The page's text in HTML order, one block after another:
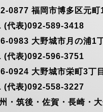
福岡市博多区元町1
589-3418
0983 大野城市月の浦1
596-3751
0924 大野城市栄町3丁
558-3227
後・佐賀・長崎・大